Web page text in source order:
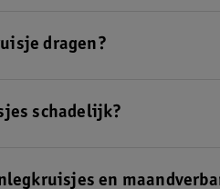
dragen?
schadelijk?
en